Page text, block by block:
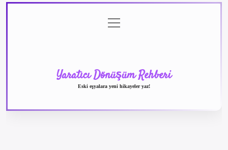
menüyü
aç
Yaratıcı Dönüşüm Rehberi
Eski eşyalara yeni hikayeler yaz!